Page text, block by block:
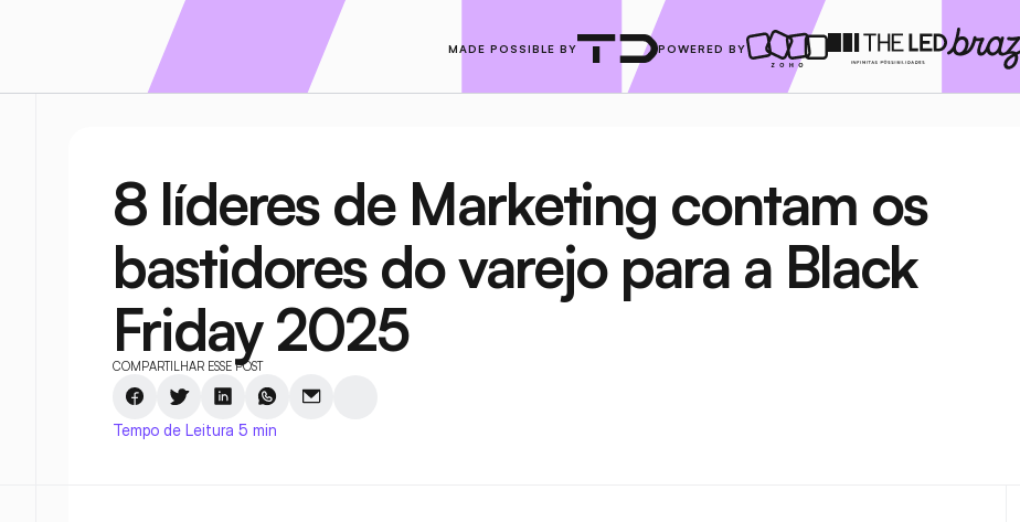
MADE POSSIBLE BY POWERED BY
8 líderes de Marketing contam os
bastidores do varejo para a Black
Friday 2025
COMPARTILHAR ESSE POST
Tempo de Leitura 5 min